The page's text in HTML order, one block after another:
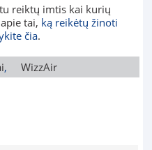
reiktų imtis kai kurių
tai, ką reikėtų žinoti
čia.
, WizzAir